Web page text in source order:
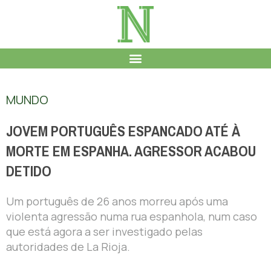
MUNDO
JOVEM PORTUGUÊS ESPANCADO ATÉ À
MORTE EM ESPANHA. AGRESSOR ACABOU
DETIDO
Um português de 26 anos morreu após uma
violenta agressão numa rua espanhola, num caso
que está agora a ser investigado pelas
autoridades de La Rioja.